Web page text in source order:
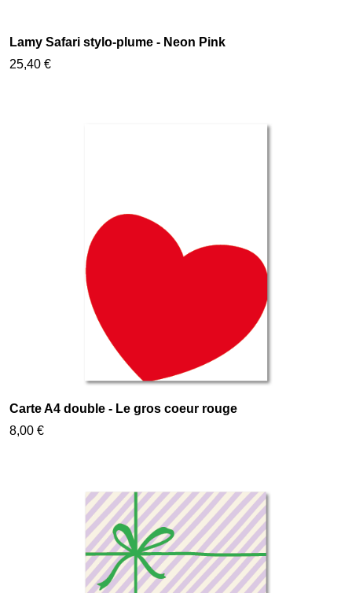
Lamy Safari stylo-plume - Neon Pink
25,40 €
Carte A4 double - Le gros coeur rouge
8,00 €